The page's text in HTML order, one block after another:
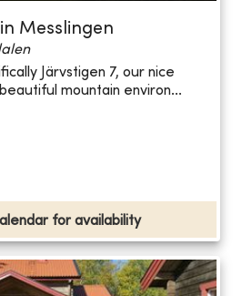
Messlingen
Järvstigen 7, our nice
mountain environ...
for availability